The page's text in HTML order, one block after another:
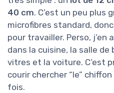
40 cm. C’est un peu plus
microfibres standard,
pour travailler. Perso, j’en
dans la cuisine, la salle
vitres et la voiture. C’est
courir chercher “le”
fois.